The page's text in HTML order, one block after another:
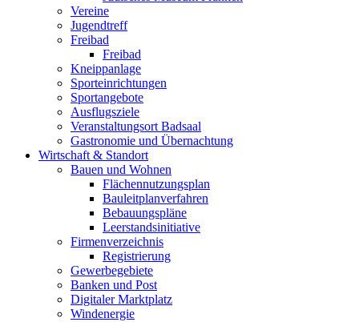
Vereine
Jugendtreff
Freibad
Freibad
Kneippanlage
Sporteinrichtungen
Sportangebote
Ausflugsziele
Veranstaltungsort Badsaal
Gastronomie und Übernachtung
Wirtschaft & Standort
Bauen und Wohnen
Flächennutzungsplan
Bauleitplanverfahren
Bebauungspläne
Leerstandsinitiative
Firmenverzeichnis
Registrierung
Gewerbegebiete
Banken und Post
Digitaler Marktplatz
Windenergie